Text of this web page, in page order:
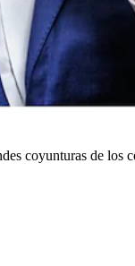
coyunturas de